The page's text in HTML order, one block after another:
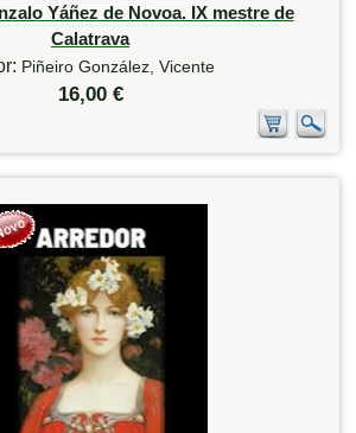
Yáñez de Novoa. IX mestre de
Calatrava
Piñeiro González, Vicente
16,00 €